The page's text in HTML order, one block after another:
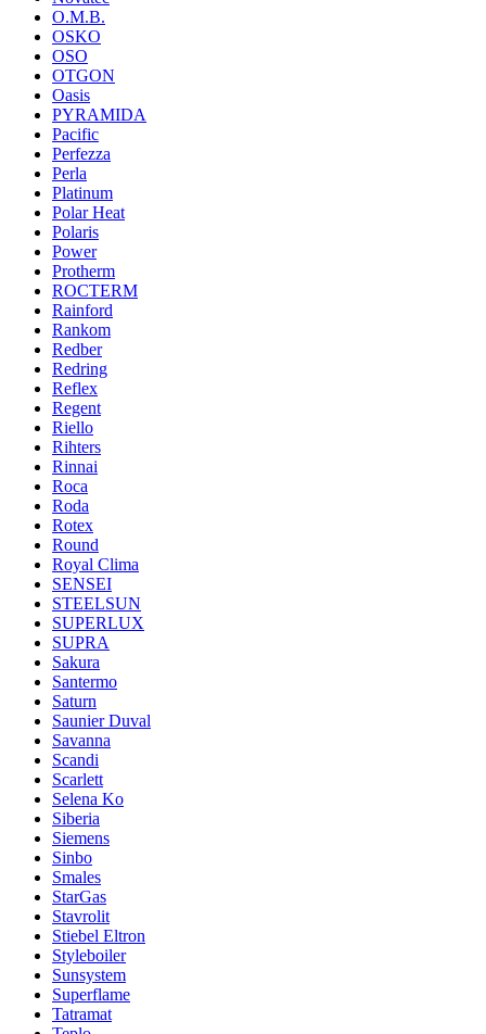
O.M.B.
OSKO
OSO
OTGON
Oasis
PYRAMIDA
Pacific
Perfezza
Perla
Platinum
Polar Heat
Polaris
Power
Protherm
ROCTERM
Rainford
Rankom
Redber
Redring
Reflex
Regent
Riello
Rihters
Rinnai
Roca
Roda
Rotex
Round
Royal Clima
SENSEI
STEELSUN
SUPERLUX
SUPRA
Sakura
Santermo
Saturn
Saunier Duval
Savanna
Scandi
Scarlett
Selena Ko
Siberia
Siemens
Sinbo
Smales
StarGas
Stavrolit
Stiebel Eltron
Styleboiler
Sunsystem
Superflame
Tatramat